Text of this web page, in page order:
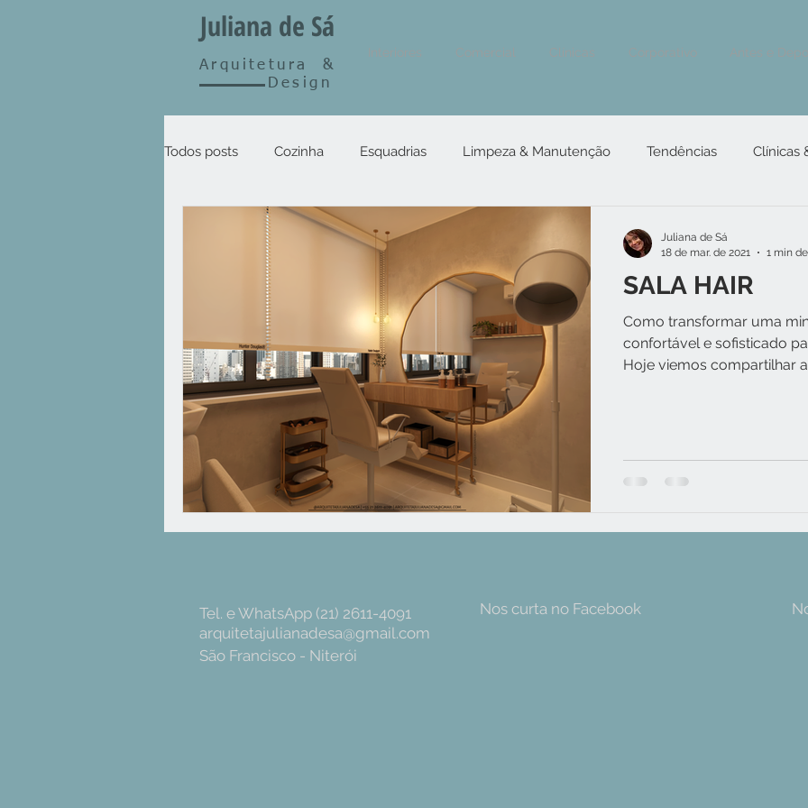
Juliana de Sá
Arquitetura&
Design
Interiores Comercial Clínicas Corporativo Antes e
Todos posts Cozinha Esquadrias Limpeza & Manutenção Tendências Clínicas
SALA HAIR
Como transformar uma
confortável e sofisticado
Hoje viemos compartilhar
Juliana de Sá
18 de mar. de 2021
1 min
Tel. e WhatsApp (21) 2611-4091
arquitetajulianadesa@gmail.com
São Francisco - Niterói
Nos curta no Facebook